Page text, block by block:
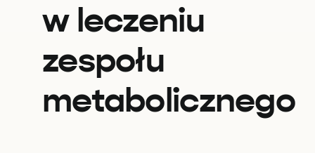
w leczeniu
zespołu
metabolicznego